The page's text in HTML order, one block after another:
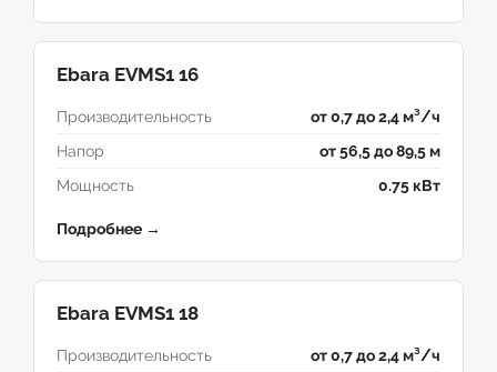
Ebara EVMS1 16
Производительность
от 0,7 до 2,4 м³/ч
Напор
от 56,5 до 89,5 м
Мощность
0.75 кВт
Подробнее →
Ebara EVMS1 18
Производительность
от 0,7 до 2,4 м³/ч